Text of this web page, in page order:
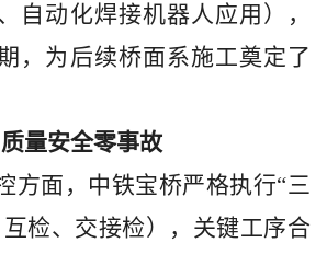
自动化焊接机器人应用），
，为后续桥面系施工奠定了
质量安全零事故
方面，中铁宝桥严格执行“三
检、交接检），关键工序合